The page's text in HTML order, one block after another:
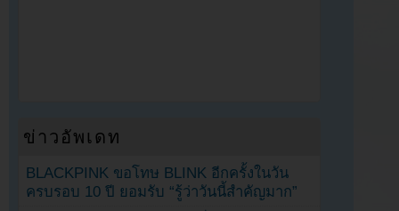
ข่าวอัพเดท
BLACKPINK ขอโทษ BLINK อีกครั้งในวัน
ครบรอบ 10 ปี ยอมรับ “รู้ว่าวันนี้สำคัญมาก”